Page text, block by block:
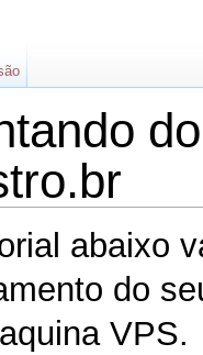
abaixo
do
VPS.